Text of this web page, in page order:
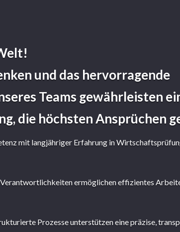
und das hervorragende
Teams gewährleisten
die höchsten Ansprüchen
mit langjähriger Erfahrung in
ermöglichen effizientes
Prozesse unterstützen eine präzise,